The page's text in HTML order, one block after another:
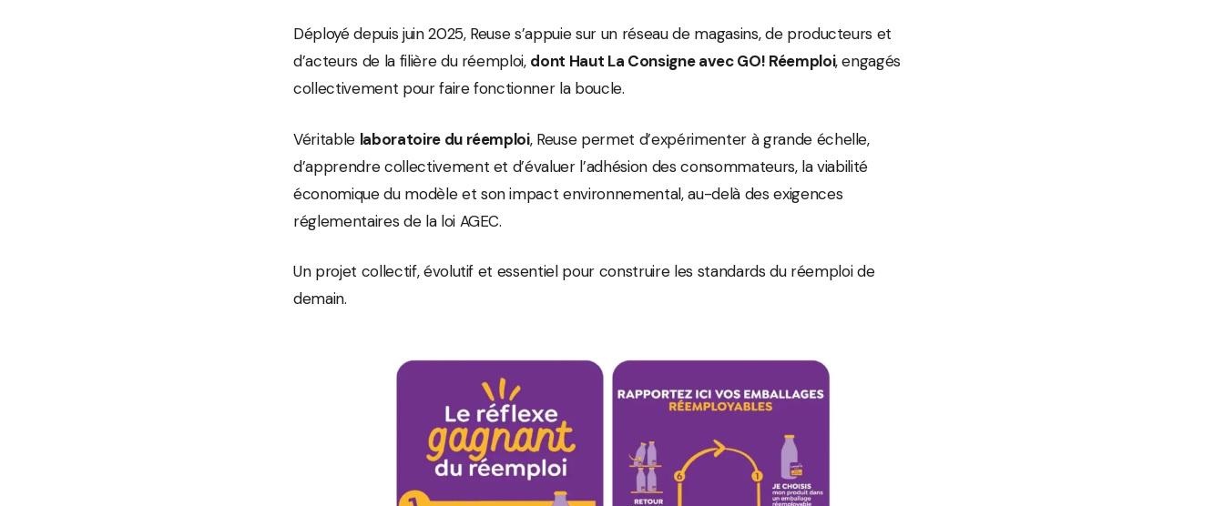
Déployé depuis juin 2025, Reuse s’appuie sur un réseau de magasins, de producteurs et
d’acteurs de la filière du réemploi, dont Haut La Consigne avec GO! Réemploi, engagés
collectivement pour faire fonctionner la boucle.
Véritable laboratoire du réemploi, Reuse permet d’expérimenter à grande échelle,
d’apprendre collectivement et d’évaluer l’adhésion des consommateurs, la viabilité
économique du modèle et son impact environnemental, au-delà des exigences
réglementaires de la loi AGEC.
Un projet collectif, évolutif et essentiel pour construire les standards du réemploi de
demain.